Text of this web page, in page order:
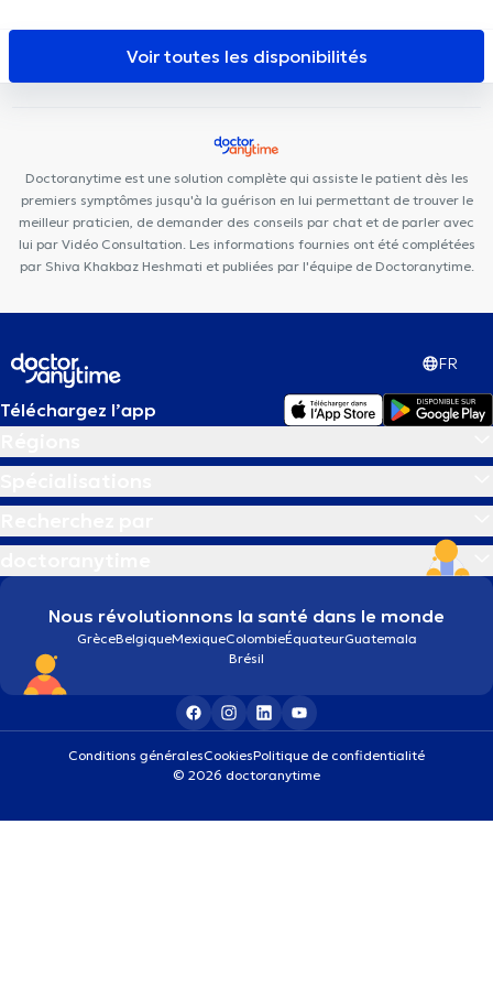
Clinic
Cabinet Leo Square I Care Center
Centre Adem
Pediatrics Etterbeek Centre PsyCol Mérode
Voir toutes les disponibilités
Doctoranytime est une solution complète qui assiste le patient dès les
premiers symptômes jusqu'à la guérison en lui permettant de trouver le
meilleur praticien, de demander des conseils par chat et de parler avec
lui par Vidéo Consultation. Les informations fournies ont été complétées
par Shiva Khakbaz Heshmati et publiées par l'équipe de Doctoranytime.
FR
Téléchargez l’app
Nous révolutionnons la santé dans le monde
GrèceBelgiqueMexiqueColombieÉquateurGuatemala
Brésil
Conditions généralesCookiesPolitique de confidentialité
© 2026 doctoranytime